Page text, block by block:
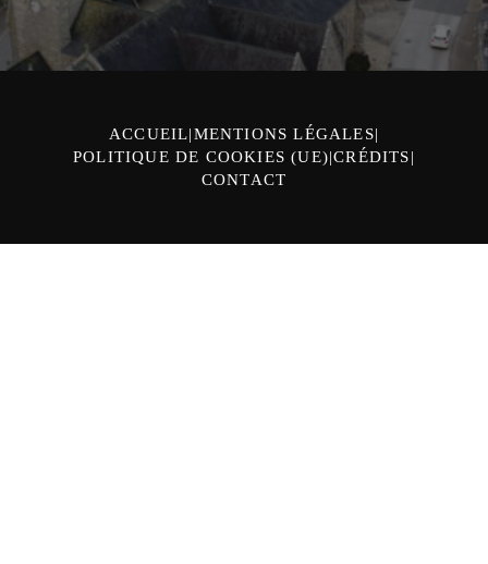
ACCUEIL MENTIONS LÉGALES
POLITIQUE DE COOKIES (UE) CRÉDITS
CONTACT